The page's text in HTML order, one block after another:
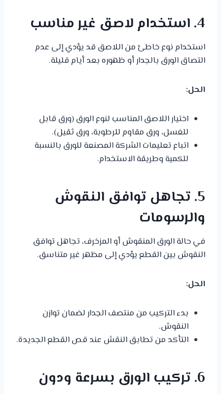
4. استخدام لاصق غير مناسب
استخدام نوع خاطئ من اللاصق قد يؤدي إلى عدم
التصاق الورق بالجدار أو ظهوره بعد أيام قليلة.
الحل:
اختيار اللاصق المناسب لنوع الورق (ورق قابل
للغسل، ورق مقاوم للرطوبة، ورق ثقيل).
اتباع تعليمات الشركة المصنعة للورق بالنسبة
للكمية وطريقة الاستخدام.
5. تجاهل توافق النقوش
والرسومات
في حالة الورق المنقوش أو المزخرف، تجاهل توافق
النقوش بين القطع يؤدي إلى مظهر غير متناسق.
الحل:
بدء التركيب من منتصف الجدار لضمان توازن
النقوش.
التأكد من تطابق النقش عند قص القطع الجديدة.
6. تركيب الورق بسرعة ودون